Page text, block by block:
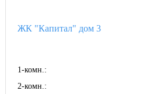
ЖК "Капитал" дом 3
1-комн.:
2-комн.: